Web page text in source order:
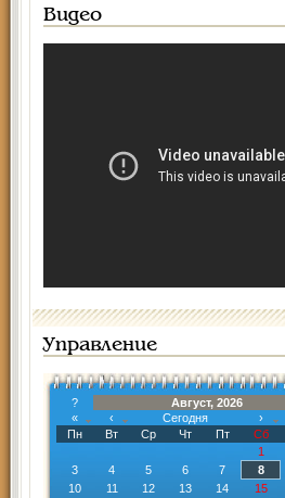
Видео
Управление
?
Август, 2026
«
‹ Сегодня ›
Пн
Вт Ср Чт Пт Сб
1
3
4 5 6 7 8
10
11 12 13 14 15